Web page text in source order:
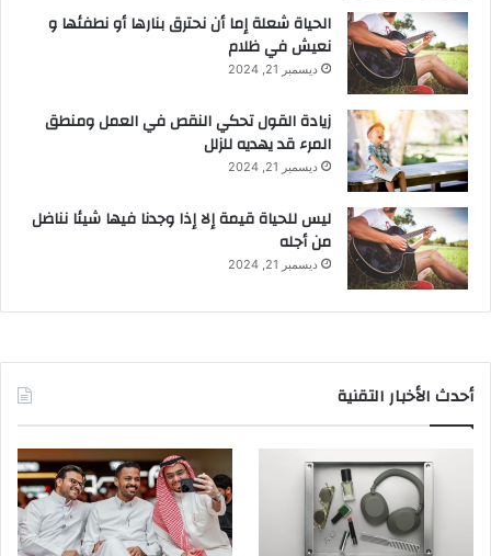
الحياة شعلة إما أن نحترق بنارها أو نطفئها و
نعيش في ظلام
ديسمبر 21, 2024
زيادة القول تحكي النقص في العمل ومنطق
المرء قد يهديه للزلل
ديسمبر 21, 2024
ليس للحياة قيمة إلا إذا وجدنا فيها شيئا نناضل
من أجله
ديسمبر 21, 2024
أحدث الأخبار التقنية